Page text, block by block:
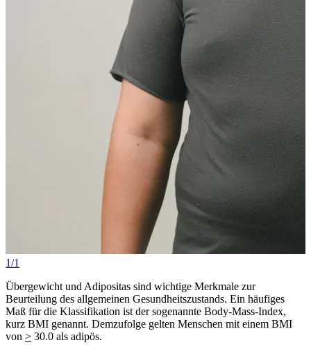
1/1
Übergewicht und Adipositas sind wichtige Merkmale zur
Beurteilung des allgemeinen Gesundheitszustands. Ein häufiges
Maß für die Klassifikation ist der sogenannte Body-Mass-Index,
kurz BMI genannt. Demzufolge gelten Menschen mit einem BMI
von > 30.0 als adipös.